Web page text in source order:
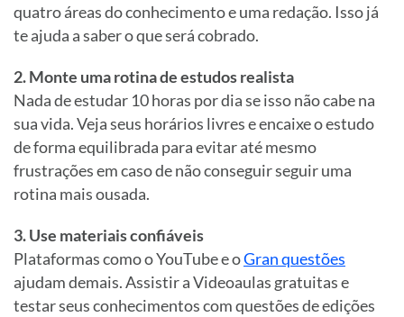
quatro áreas do conhecimento e uma redação. Isso já
te ajuda a saber o que será cobrado.
2. Monte uma rotina de estudos realista
Nada de estudar 10 horas por dia se isso não cabe na
sua vida. Veja seus horários livres e encaixe o estudo
de forma equilibrada para evitar até mesmo
frustrações em caso de não conseguir seguir uma
rotina mais ousada.
3. Use materiais confiáveis
Plataformas como o YouTube e oGran questões
ajudam demais. Assistir a Videoaulas gratuitas e
testar seus conhecimentos com questões de edições